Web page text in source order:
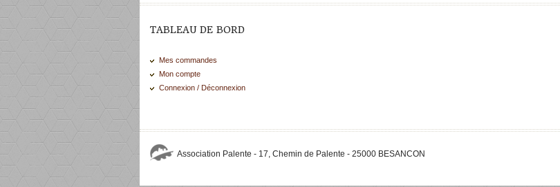
TABLEAU DE BORD
Mes commandes
Mon compte
Connexion / Déconnexion
Association Palente - 17, Chemin de Palente - 25000 BESANCON